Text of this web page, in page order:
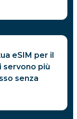
eSIM per il
servono più
senza